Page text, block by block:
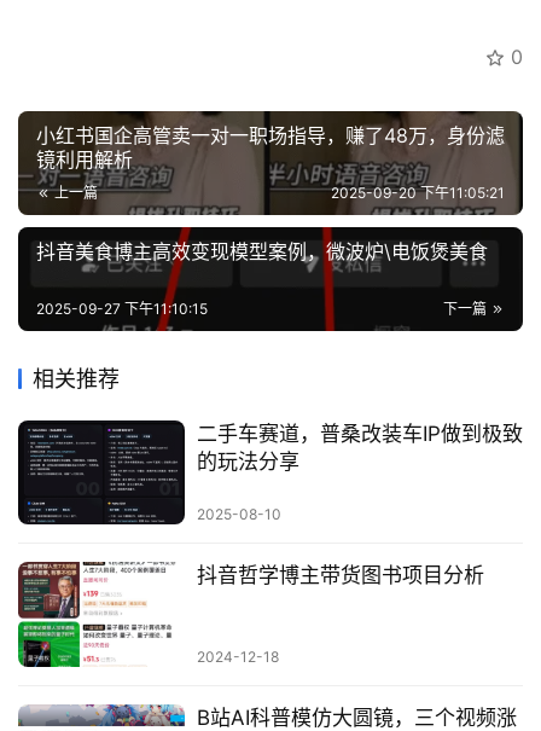
0
小红书国企高管卖一对一职场指导，赚了48万，身份滤
镜利用解析
上一篇 2025-09-20 下午11:05:21
抖音美食博主高效变现模型案例，微波炉\电饭煲美食
下一篇
2025-09-27 下午11:10:15
相关推荐
二手车赛道，普桑改装车IP做到极致
的玩法分享
2025-08-10
抖音哲学博主带货图书项目分析
2024-12-18
B站AI科普模仿大圆镜，三个视频涨